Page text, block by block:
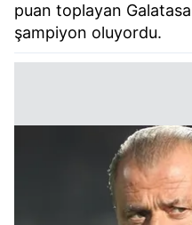
puan toplayan
şampiyon oluyordu.